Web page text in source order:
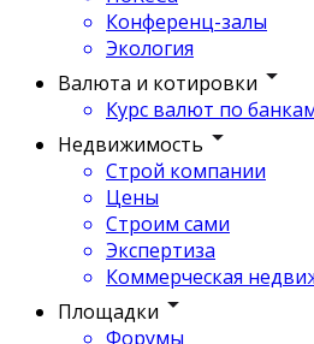
Конференц-залы
Экология
Валюта и котировки
Курс валют по
Недвижимость
Строй компании
Цены
Строим сами
Экспертиза
Коммерческая
Площадки
Форумы